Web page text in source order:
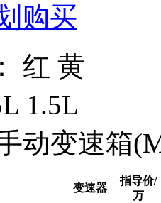
购买
红 黄
1.5L
动变速箱
变速器
指导价/
万